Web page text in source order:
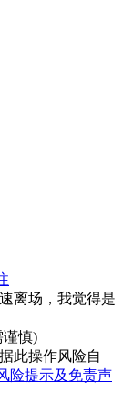
离场，我觉得是
谨慎)
此操作风险自
险提示及免责声